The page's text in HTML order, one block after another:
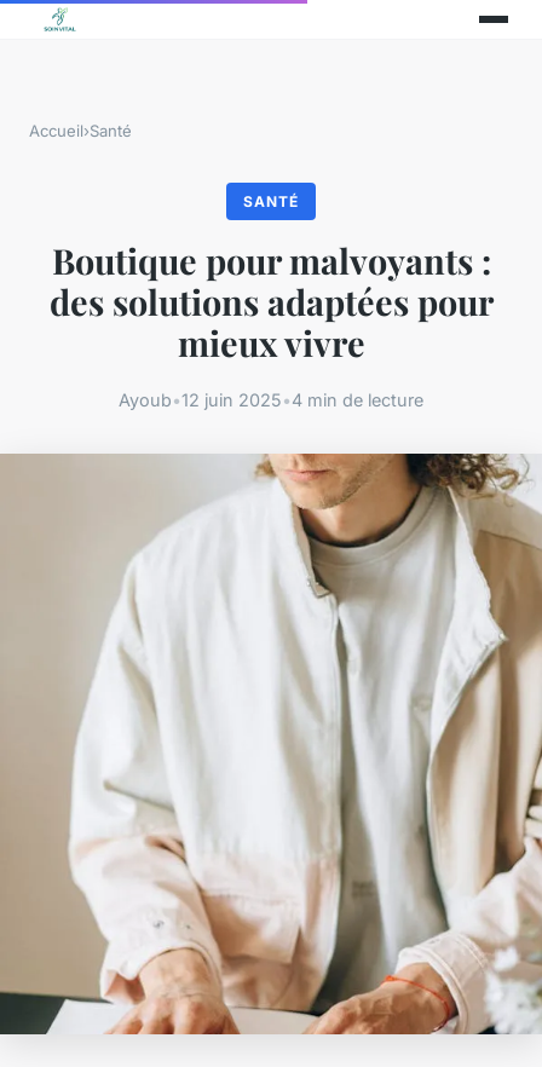
Accueil›Santé
SANTÉ
Boutique pour malvoyants :
des solutions adaptées pour
mieux vivre
Ayoub•12 juin 2025•4 min de lecture